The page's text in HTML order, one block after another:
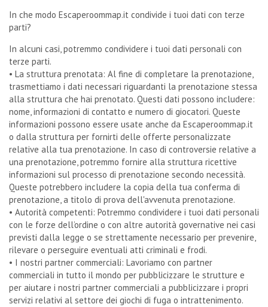
In che modo Escaperoommap.it condivide i tuoi dati con terze
parti?
In alcuni casi, potremmo condividere i tuoi dati personali con
terze parti.
• La struttura prenotata: Al fine di completare la prenotazione,
trasmettiamo i dati necessari riguardanti la prenotazione stessa
alla struttura che hai prenotato. Questi dati possono includere:
nome, informazioni di contatto e numero di giocatori. Queste
informazioni possono essere usate anche da Escaperoommap.it
o dalla struttura per fornirti delle offerte personalizzate
relative alla tua prenotazione. In caso di controversie relative a
una prenotazione, potremmo fornire alla struttura ricettive
informazioni sul processo di prenotazione secondo necessità.
Queste potrebbero includere la copia della tua conferma di
prenotazione, a titolo di prova dell'avvenuta prenotazione.
• Autorità competenti: Potremmo condividere i tuoi dati personali
con le forze dell’ordine o con altre autorità governative nei casi
previsti dalla legge o se strettamente necessario per prevenire,
rilevare o perseguire eventuali atti criminali e frodi.
• I nostri partner commerciali: Lavoriamo con partner
commerciali in tutto il mondo per pubblicizzare le strutture e
per aiutare i nostri partner commerciali a pubblicizzare i propri
servizi relativi al settore dei giochi di fuga o intrattenimento.